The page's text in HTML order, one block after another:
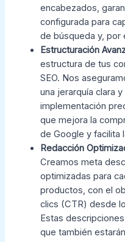
encabezados,
configurada para
de búsqueda y, por
Estructuración
estructura de tus
SEO. Nos
una jerarquía clara
implementación
que mejora la
de Google y facilita
Redacción
Creamos meta
optimizadas para
productos, con el
clics (CTR) desde
Estas
que también